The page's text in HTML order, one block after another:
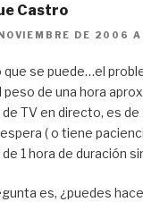
Castro
DE 2006
que se puede…el
peso de una hora
TV en directo, es de
( o tiene
1 hora de duración
es, ¿puedes